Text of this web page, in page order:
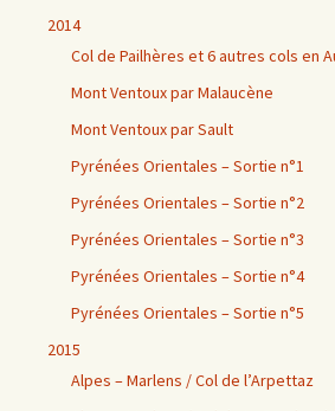
2014
Col de Pailhères et 6 autres cols en
Mont Ventoux par Malaucène
Mont Ventoux par Sault
Pyrénées Orientales – Sortie n°1
Pyrénées Orientales – Sortie n°2
Pyrénées Orientales – Sortie n°3
Pyrénées Orientales – Sortie n°4
Pyrénées Orientales – Sortie n°5
2015
Alpes – Marlens / Col de l’Arpettaz